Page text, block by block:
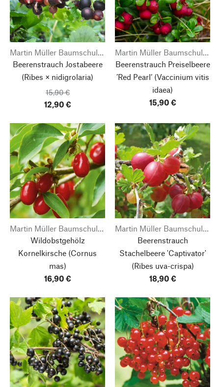
Martin Müller Baumschulen
Beerenstrauch Jostabeere
(Ribes × nidigrolaria)
15,90 €
12,90 €
Martin Müller Baumschulen
Beerenstrauch Preiselbeere
’Red Pearl‘(Vaccinium vitis
idaea)
15,90 €
Martin Müller Baumschulen
Wildobstgehölz
Kornelkirsche (Cornus
mas)
16,90 €
Martin Müller Baumschulen
Beerenstrauch
Stachelbeere 'Captivator'
(Ribes uva-crispa)
18,90 €